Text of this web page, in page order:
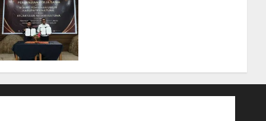
07/08/2026 0